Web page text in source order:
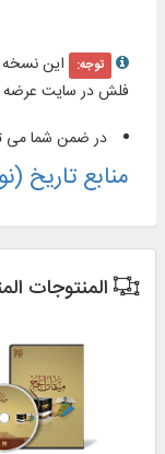
توجه:
این
فلش در سایت
در ضمن شما می
منابع تاریخ
المنتوجات